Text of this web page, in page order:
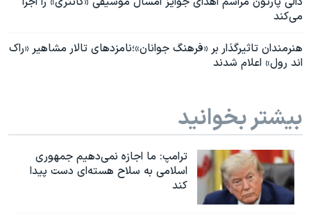
می‌کند
هنرمندان تاثیرگذار بر «فرهنگ جوانان»؛نامزدهای تالار مشاهیر «راک
اند رول» اعلام شدند
بیشتر بخوانید
ترامپ: ما اجازه نمی‌دهیم جمهوری
اسلامی به سلاح هسته‌ای دست پیدا
کند